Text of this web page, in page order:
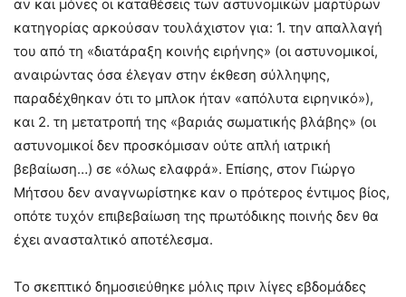
αν και μόνες οι καταθέσεις των αστυνομικών μαρτύρων
κατηγορίας αρκούσαν τουλάχιστον για: 1. την απαλλαγή
του από τη «διατάραξη κοινής ειρήνης» (οι αστυνομικοί,
αναιρώντας όσα έλεγαν στην έκθεση σύλληψης,
παραδέχθηκαν ότι το μπλοκ ήταν «απόλυτα ειρηνικό»),
και 2. τη μετατροπή της «βαριάς σωματικής βλάβης» (οι
αστυνομικοί δεν προσκόμισαν ούτε απλή ιατρική
βεβαίωση…) σε «όλως ελαφρά». Επίσης, στον Γιώργο
Μήτσου δεν αναγνωρίστηκε καν ο πρότερος έντιμος βίος,
οπότε τυχόν επιβεβαίωση της πρωτόδικης ποινής δεν θα
έχει ανασταλτικό αποτέλεσμα.
Το σκεπτικό δημοσιεύθηκε μόλις πριν λίγες εβδομάδες